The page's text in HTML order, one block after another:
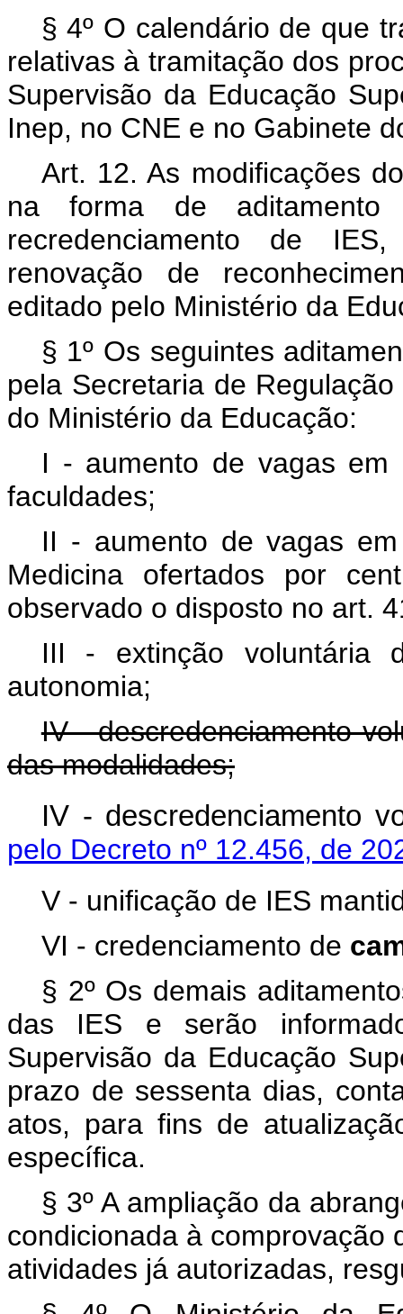
§ 4º O calendário de que
relativas à tramitação dos
Supervisão da Educação
Inep, no CNE e no Gabinete
Art. 12. As modificações
na forma de
recredenciamento de
renovação de
editado pelo Ministério da
§ 1º Os seguintes
pela Secretaria de
do Ministério da Educação:
I - aumento de vagas em
faculdades;
II - aumento de vagas
Medicina ofertados por
observado o disposto no art.
III - extinção voluntária
autonomia;
IV - descredenciamento
das modalidades;
IV - descredenciamento
pelo Decreto nº 12.456, de
V - unificação de IES
VI - credenciamento de
§ 2º Os demais
das IES e serão
Supervisão da Educação
prazo de sessenta dias,
atos, para fins de
específica.
§ 3º A ampliação da
condicionada à comprovação
atividades já autorizadas,